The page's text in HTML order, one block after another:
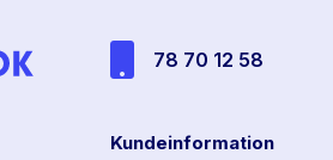
78 70 12 58
Kundeinformation